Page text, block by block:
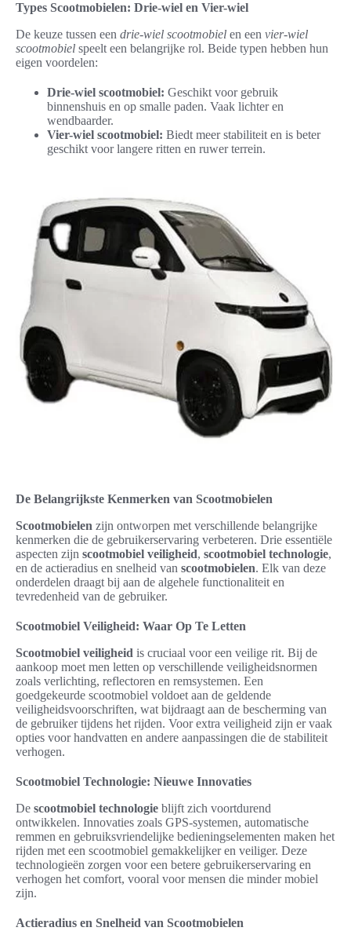
Types Scootmobielen: Drie-wiel en Vier-wiel
De keuze tussen een drie-wiel scootmobiel en een vier-wiel
scootmobiel speelt een belangrijke rol. Beide typen hebben hun
eigen voordelen:
Drie-wiel scootmobiel: Geschikt voor gebruik
binnenshuis en op smalle paden. Vaak lichter en
wendbaarder.
Vier-wiel scootmobiel: Biedt meer stabiliteit en is beter
geschikt voor langere ritten en ruwer terrein.
De Belangrijkste Kenmerken van Scootmobielen
Scootmobielen zijn ontworpen met verschillende belangrijke
kenmerken die de gebruikerservaring verbeteren. Drie essentiële
aspecten zijn scootmobiel veiligheid, scootmobiel technologie,
en de actieradius en snelheid van scootmobielen. Elk van deze
onderdelen draagt bij aan de algehele functionaliteit en
tevredenheid van de gebruiker.
Scootmobiel Veiligheid: Waar Op Te Letten
Scootmobiel veiligheid is cruciaal voor een veilige rit. Bij de
aankoop moet men letten op verschillende veiligheidsnormen
zoals verlichting, reflectoren en remsystemen. Een
goedgekeurde scootmobiel voldoet aan de geldende
veiligheidsvoorschriften, wat bijdraagt aan de bescherming van
de gebruiker tijdens het rijden. Voor extra veiligheid zijn er vaak
opties voor handvatten en andere aanpassingen die de stabiliteit
verhogen.
Scootmobiel Technologie: Nieuwe Innovaties
De scootmobiel technologie blijft zich voortdurend
ontwikkelen. Innovaties zoals GPS-systemen, automatische
remmen en gebruiksvriendelijke bedieningselementen maken het
rijden met een scootmobiel gemakkelijker en veiliger. Deze
technologieën zorgen voor een betere gebruikerservaring en
verhogen het comfort, vooral voor mensen die minder mobiel
zijn.
Actieradius en Snelheid van Scootmobielen